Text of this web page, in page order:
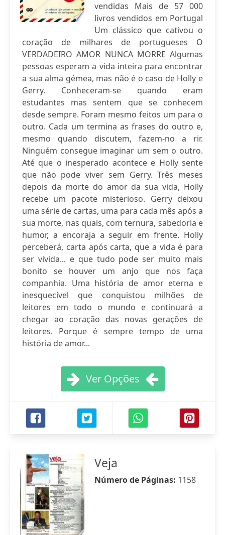
vendidas Mais de 57 000
livros vendidos em Portugal
Um clássico que cativou o
coração de milhares de portugueses O
VERDADEIRO AMOR NUNCA MORRE Algumas
pessoas esperam a vida inteira para encontrar
a sua alma gémea, mas não é o caso de Holly e
Gerry. Conheceram-se quando eram
estudantes mas sentem que se conhecem
desde sempre. Foram mesmo feitos um para o
outro. Cada um termina as frases do outro e,
mesmo quando discutem, fazem-no a rir.
Ninguém consegue imaginar um sem o outro.
Até que o inesperado acontece e Holly sente
que não pode viver sem Gerry. Três meses
depois da morte do amor da sua vida, Holly
recebe um pacote misterioso. Gerry deixou
uma série de cartas, uma para cada mês após a
sua morte, nas quais, com ternura, sabedoria e
humor, a encoraja a seguir em frente. Holly
perceberá, carta após carta, que a vida é para
ser vivida... e que tudo pode ser muito mais
bonito se houver um anjo que nos faça
companhia. Uma história de amor eterna e
inesquecível que conquistou milhões de
leitores em todo o mundo e continuará a
chegar ao coração das novas gerações de
leitores. Porque é sempre tempo de uma
história de amor...
Ver Opções
Veja
Número de Páginas: 1158